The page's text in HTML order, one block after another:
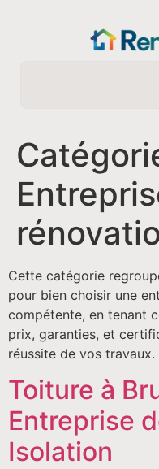
Cette catégorie
pour bien choisir une
compétente, en tenant
prix, garanties, et
réussite de vos travaux.
Toiture à
Entreprise
Isolation